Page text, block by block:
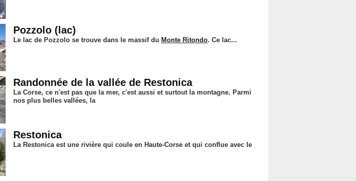
Pozzolo (lac)
Le lac de Pozzolo se trouve dans le massif du Monte Ritondo. Ce lac...
Randonnée de la vallée de Restonica
La Corse, ce n'est pas que la mer, c'est aussi et surtout la montagne. Parmi
nos plus belles vallées, la
Restonica
La Restonica est une rivière qui coule en Haute-Corse et qui conflue avec le